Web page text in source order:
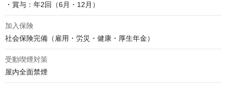
・賞与：年2回（6月・12月）
加入保険
社会保険完備（雇用・労災・健康・厚生年金）
受動喫煙対策
屋内全面禁煙